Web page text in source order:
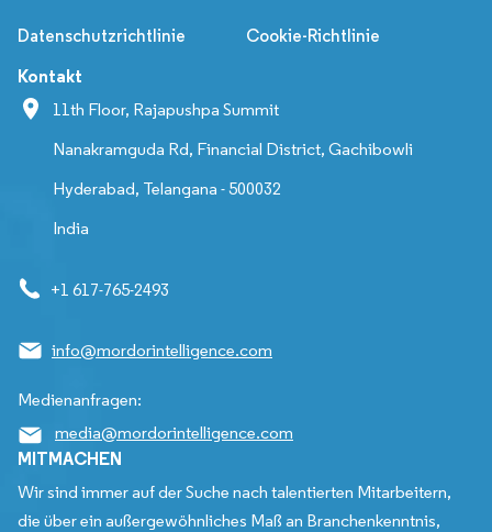
Datenschutzrichtlinie Cookie-Richtlinie
Kontakt
11th Floor, Rajapushpa Summit
Nanakramguda Rd, Financial District, Gachibowli
Hyderabad, Telangana - 500032
India
+1 617-765-2493
info@mordorintelligence.com
Medienanfragen:
media@mordorintelligence.com
MITMACHEN
Wir sind immer auf der Suche nach talentierten Mitarbeitern,
die über ein außergewöhnliches Maß an Branchenkenntnis,